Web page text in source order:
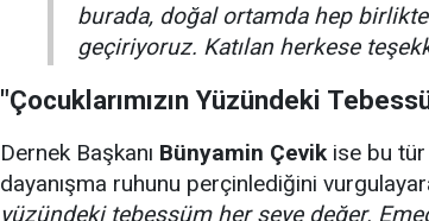
burada, doğal ortamda hep
geçiriyoruz. Katılan herkese
"Çocuklarımızın Yüzündeki
Dernek Başkanı Bünyamin Çevikise bu tür
dayanışma ruhunu perçinlediğini
yüzündeki tebessüm her şeye değer.